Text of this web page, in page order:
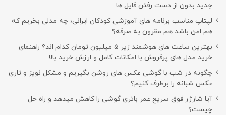
جدید بدون از دست رفتن فایل ها
لپتاپ مناسب برنامه های آموزشی کودکان ایرانی؛ چه مدلی بخریم که
هم امن باشد هم مقرون به صرفه؟
بهترین ساعت های هوشمند زیر ۵ میلیون تومان کدام اند؟ راهنمای
خرید مدل های پرفروش با امکانات کامل و ارزش خرید بالا
چگونه در شب با گوشی عکس های روشن بگیریم و مشکل نویز و تاری
عکس شبانه را برطرف کنیم؟
آیا شارژر فوق سریع عمر باتری گوشی را کاهش میدهد و راه حل
چیست؟